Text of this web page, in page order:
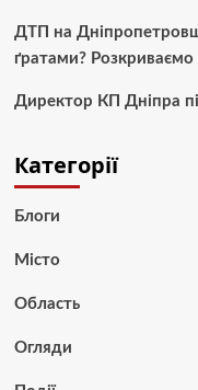
ДТП на
ґратами? Розкриваємо
Директор КП Дніпра
Категорії
Блоги
Місто
Область
Огляди